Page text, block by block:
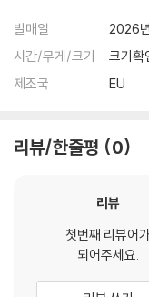
발매일
2026
시간/무게/크기
크기확
제조국
EU
리뷰/한줄평 0
리뷰
첫번째 리뷰어
되어주세요.